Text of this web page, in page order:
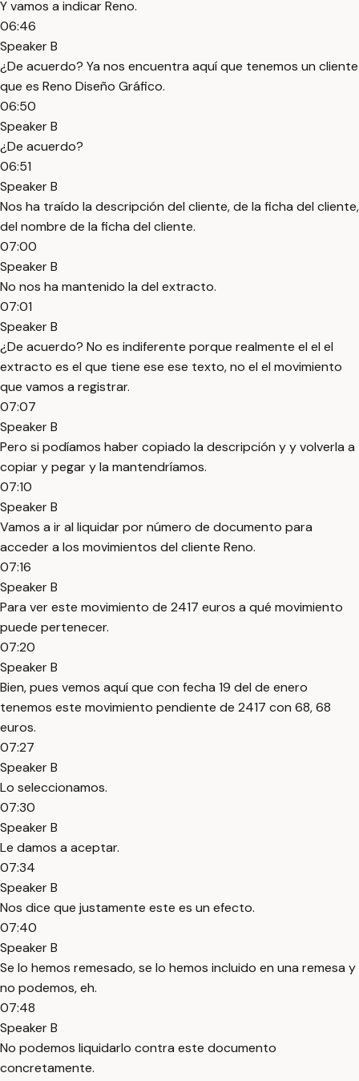
Y vamos a indicar Reno.
06:46
Speaker B
¿De acuerdo? Ya nos encuentra aquí que tenemos un cliente
que es Reno Diseño Gráfico.
06:50
Speaker B
¿De acuerdo?
06:51
Speaker B
Nos ha traído la descripción del cliente, de la ficha del cliente,
del nombre de la ficha del cliente.
07:00
Speaker B
No nos ha mantenido la del extracto.
07:01
Speaker B
¿De acuerdo? No es indiferente porque realmente el el el
extracto es el que tiene ese ese texto, no el el movimiento
que vamos a registrar.
07:07
Speaker B
Pero si podíamos haber copiado la descripción y y volverla a
copiar y pegar y la mantendríamos.
07:10
Speaker B
Vamos a ir al liquidar por número de documento para
acceder a los movimientos del cliente Reno.
07:16
Speaker B
Para ver este movimiento de 2417 euros a qué movimiento
puede pertenecer.
07:20
Speaker B
Bien, pues vemos aquí que con fecha 19 del de enero
tenemos este movimiento pendiente de 2417 con 68, 68
euros.
07:27
Speaker B
Lo seleccionamos.
07:30
Speaker B
Le damos a aceptar.
07:34
Speaker B
Nos dice que justamente este es un efecto.
07:40
Speaker B
Se lo hemos remesado, se lo hemos incluido en una remesa y
no podemos, eh.
07:48
Speaker B
No podemos liquidarlo contra este documento
concretamente.